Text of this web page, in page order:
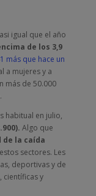
igual que el año
de los 3,9
más que hace un
a mujeres y a
más de 50.000
habitual en julio,
Algo que
la caída
sectores. Les
deportivas y de
científicas y